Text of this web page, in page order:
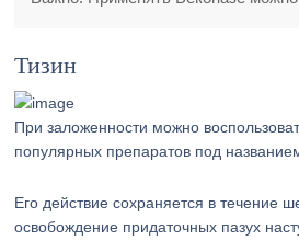
Тизин
При заложенности можно
популярных препаратов под
Его действие сохраняется в течение
освобождение придаточных пазух